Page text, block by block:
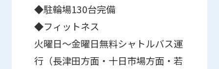
◆駐輪場130台完備
◆フィットネス
火曜日～金曜日無料シャトルバス運
行（長津田方面・十日市場方面・若
using
service.